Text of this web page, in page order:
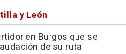
y León
en Burgos que se
de su ruta